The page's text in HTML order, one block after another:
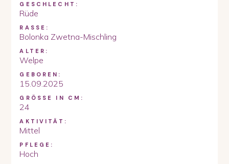
GESCHLECHT:
Rüde
RASSE:
Bolonka Zwetna-Mischling
ALTER:
Welpe
GEBOREN:
15.09.2025
GRÖSSE IN CM:
24
AKTIVITÄT:
Mittel
PFLEGE:
Hoch